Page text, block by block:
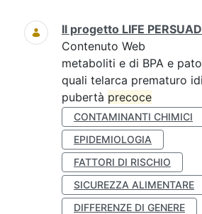
Ricerca
Il progetto LIFE
Contenuto Web
metaboliti e di BPA e
quali telarca prematuro
pubertà precoce
CONTAMINANTI CHIMICI
EPIDEMIOLOGIA
FATTORI DI RISCHIO
SICUREZZA ALIMENTARE
DIFFERENZE DI GENERE